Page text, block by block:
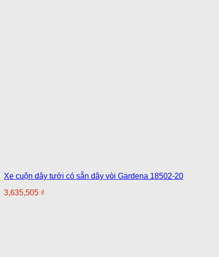
Xe cuộn dây tưới có sẵn dây vòi Gardena 18502-20
3,635,505 ₫